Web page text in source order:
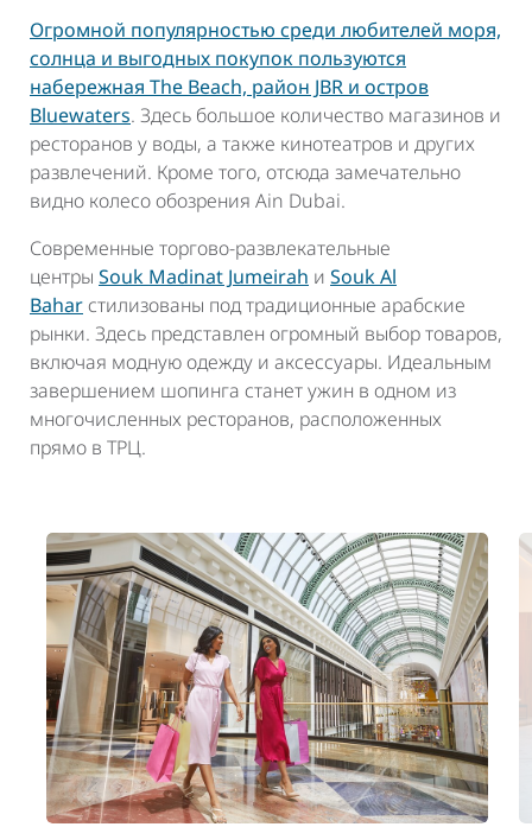
Огромной популярностью среди любителей моря,
солнца и выгодных покупок пользуются
набережная The Beach, район JBR и остров
Bluewaters. Здесь большое количество магазинов и
ресторанов у воды, а также кинотеатров и других
развлечений. Кроме того, отсюда замечательно
видно колесо обозрения Ain Dubai.
Современные торгово-развлекательные
центры Souk Madinat Jumeirah и Souk Al
Baharстилизованы под традиционные арабские
рынки. Здесь представлен огромный выбор товаров,
включая модную одежду и аксессуары. Идеальным
завершением шопинга станет ужин в одном из
многочисленных ресторанов, расположенных
прямо в ТРЦ.